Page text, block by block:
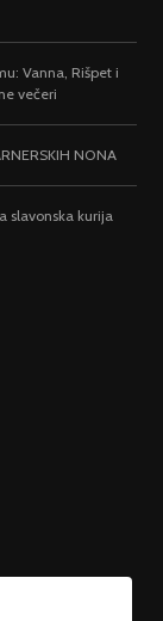
Vanna, Rišpet i
večeri
NONA
slavonska kurija